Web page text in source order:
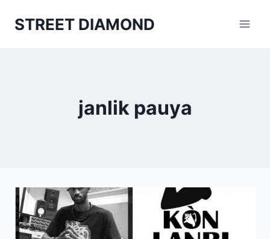
STREET DIAMOND
janlik pauya